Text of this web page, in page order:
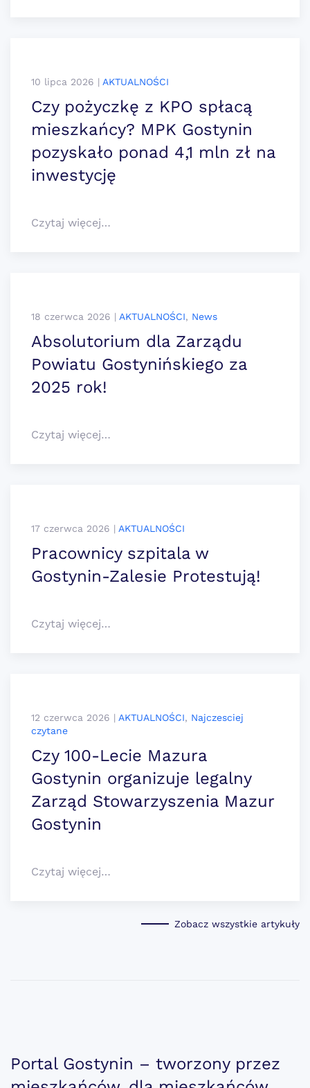
10 lipca 2026 | AKTUALNOŚCI
Czy pożyczkę z KPO spłacą
mieszkańcy? MPK Gostynin
pozyskało ponad 4,1 mln zł na
inwestycję
Czytaj więcej…
18 czerwca 2026 | AKTUALNOŚCI, News
Absolutorium dla Zarządu
Powiatu Gostynińskiego za
2025 rok!
Czytaj więcej…
17 czerwca 2026 | AKTUALNOŚCI
Pracownicy szpitala w
Gostynin-Zalesie Protestują!
Czytaj więcej…
12 czerwca 2026 | AKTUALNOŚCI, Najczesciej
czytane
Czy 100-Lecie Mazura
Gostynin organizuje legalny
Zarząd Stowarzyszenia Mazur
Gostynin
Czytaj więcej…
Zobacz wszystkie artykuły
Portal Gostynin – tworzony przez